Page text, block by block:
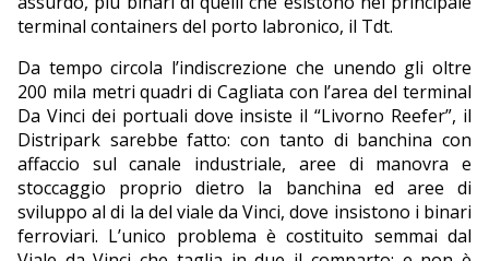
terminal containers del porto labronico, il Tdt.
Da tempo circola l’indiscrezione che unendo gli oltre
200 mila metri quadri di Cagliata con l’area del terminal
Da Vinci dei portuali dove insiste il “Livorno Reefer”, il
Distripark sarebbe fatto: con tanto di banchina con
affaccio sul canale industriale, aree di manovra e
stoccaggio proprio dietro la banchina ed aree di
sviluppo al di la del viale da Vinci, dove insistono i binari
ferroviari. L’unico problema è costituito semmai dal